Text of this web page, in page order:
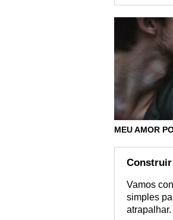
MEU AMOR
Construir
Vamos
simples
atrapalhar.